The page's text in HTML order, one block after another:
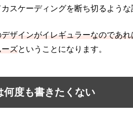
スケーディングを断ち切るような
ザインがイレギュラーなのであ
ズということになります。
何度も書きたくない